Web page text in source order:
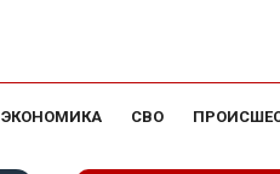
ЭКОНОМИКА СВО